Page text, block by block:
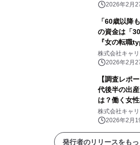
2026年2月
「60歳以降
の資金は「
『女の転職
ート【第122
株式会社キャ
2026年2月
【調査レポ
代後半の出
は？働く女
ア視点での
株式会社キャ
2026年2月
発行者のリリースをも